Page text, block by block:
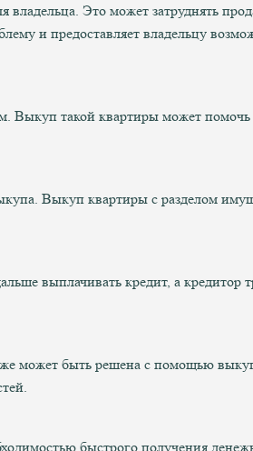
владельца. Это может затруднять
и предоставляет владельцу
Выкуп такой квартиры может
Выкуп квартиры с разделом
выплачивать кредит, а кредитор
может быть решена с помощью
быстрого получения